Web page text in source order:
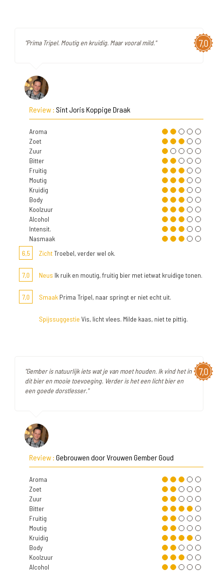
7,0
"Prima Tripel. Moutig en kruidig. Maar vooral mild."
Review : Sint Joris Koppige Draak
Aroma
Zoet
Zuur
Bitter
Fruitig
Moutig
Kruidig
Body
Koolzuur
Alcohol
Intensit.
Nasmaak
6,5
ZichtTroebel, verder wel ok.
7,0 Neus Ik ruik en moutig, fruitig bier met ietwat kruidige tonen.
7,0 Smaak Prima Tripel, naar springt er niet echt uit.
Spijssuggestie Vis, licht vlees. Milde kaas, niet te pittig.
7,0
"Gember is natuurlijk iets wat je van moet houden. Ik vind het in
dit bier en mooie toevoeging. Verder is het een licht bier en
een goede dorstlesser."
Review : Gebrouwen door Vrouwen Gember Goud
Aroma
Zoet
Zuur
Bitter
Fruitig
Moutig
Kruidig
Body
Koolzuur
Alcohol